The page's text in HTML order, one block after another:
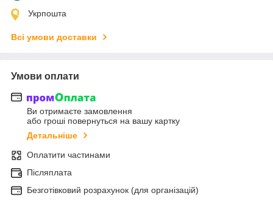
Укрпошта
Всі умови доставки
Умови оплати
Ви отримаєте замовлення
або гроші повернуться на вашу картку
Детальніше
Оплатити частинами
Післяплата
Безготівковий розрахунок (для організацій)